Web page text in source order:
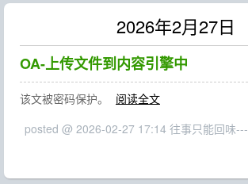
2026年2月27日
OA-上传文件到内容引擎中
该文被密码保护。
阅读全文
posted @ 2026-02-27 17:14 往事只能回味---